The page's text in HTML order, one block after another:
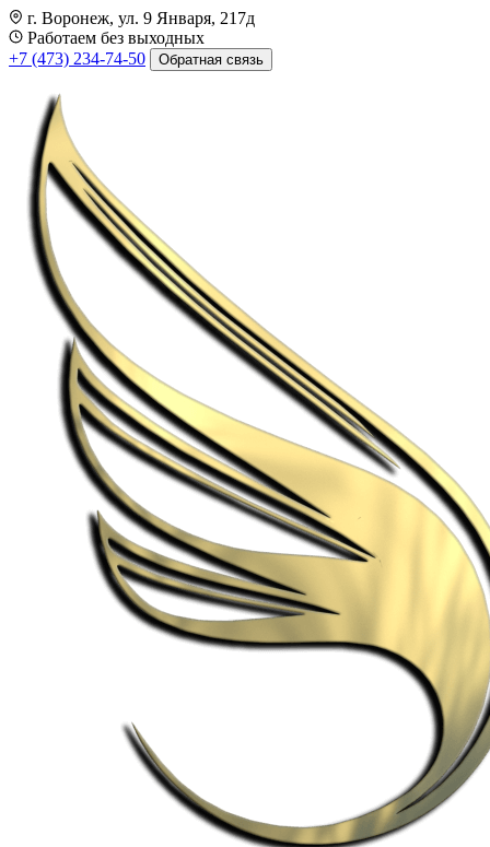
г. Воронеж, ул. 9 Января, 217д
Работаем без выходных
+7 (473) 234-74-50
Обратная связь